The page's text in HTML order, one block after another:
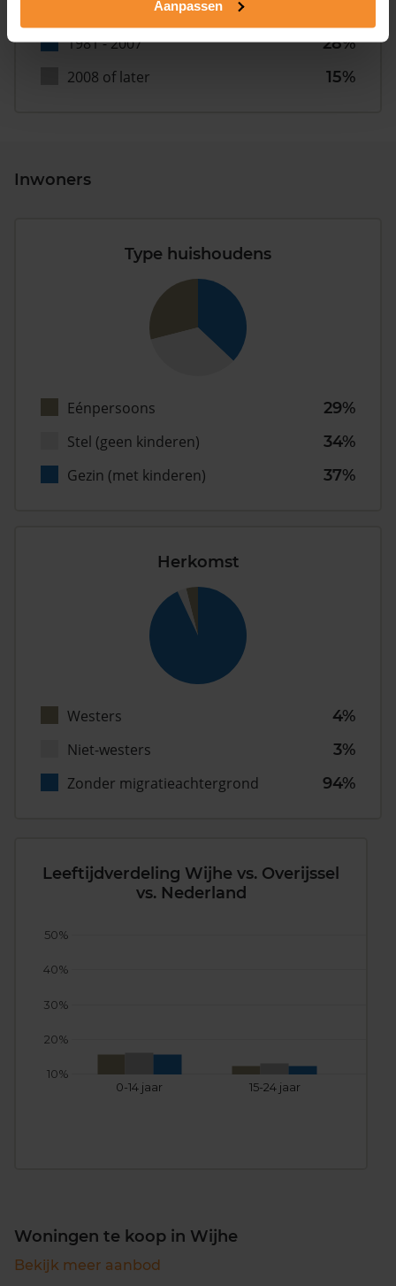
Aanpassen
1981 - 2007
28%
2008 of later
15%
Inwoners
Type huishoudens
Eénpersoons
29%
Stel (geen kinderen)
34%
Gezin (met kinderen)
37%
Herkomst
Westers
4%
Niet-westers
3%
Zonder migratieachtergrond
94%
Leeftijdverdeling Wijhe vs. Overijssel
vs. Nederland
0-14 jaar 15-24 jaar
10%
20%
30%
40%
50%
Woningen te koop in Wijhe
Bekijk meer aanbod